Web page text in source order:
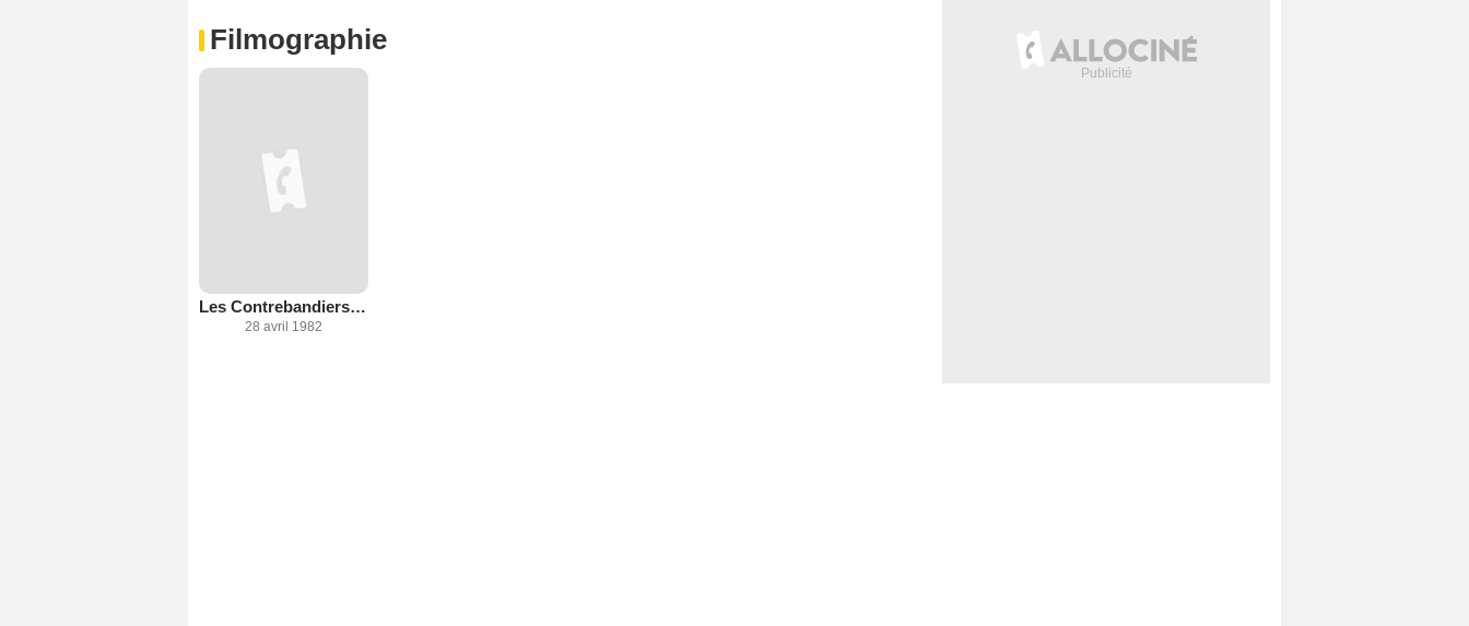
Filmographie
Les Contrebandiers de Santa Lucia
28 avril 1982